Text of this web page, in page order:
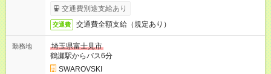
交通費別途支給あり
交通費 交通費全額支給（規定あり）
勤務地
埼玉県富士見市
鶴瀬駅からバス6分
SWAROVSKI